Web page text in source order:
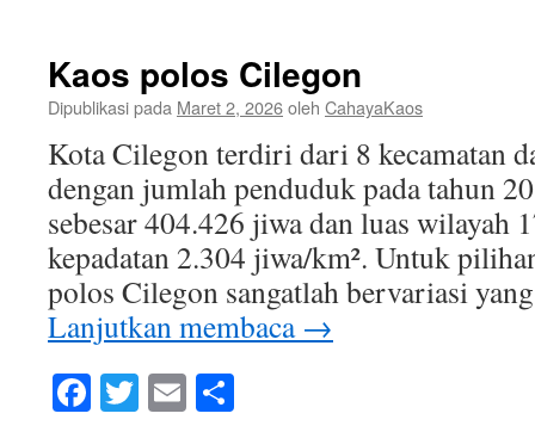
Kaos polos Cilegon
Dipublikasi pada Maret 2, 2026oleh CahayaKaos
Kota Cilegon terdiri dari 8 kecamatan
dengan jumlah penduduk pada tahun
sebesar 404.426 jiwa dan luas wilayah
kepadatan 2.304 jiwa/km². Untuk
polos Cilegon sangatlah bervariasi
Lanjutkan membaca →
Facebook
Twitter
Email